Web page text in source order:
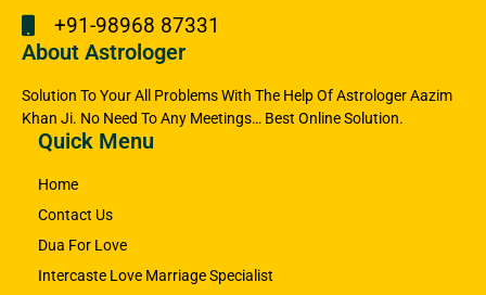
+91-98968 87331
About Astrologer
Solution To Your All Problems With The Help Of Astrologer Aazim
Khan Ji. No Need To Any Meetings… Best Online Solution.
Quick Menu
Home
Contact Us
Dua For Love
Intercaste Love Marriage Specialist